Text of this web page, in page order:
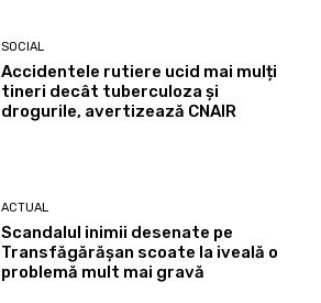
SOCIAL
Accidentele rutiere ucid mai mulți
tineri decât tuberculoza și
drogurile, avertizează CNAIR
ACTUAL
Scandalul inimii desenate pe
Transfăgărășan scoate la iveală o
problemă mult mai gravă